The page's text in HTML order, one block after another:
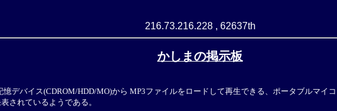
216.73.216.228 , 62637th
かしまの掲示板
デバイス(CDROM/HDD/MO)から MP3ファイルをロードして再生できる、ポータブルマイコ
されているようである。